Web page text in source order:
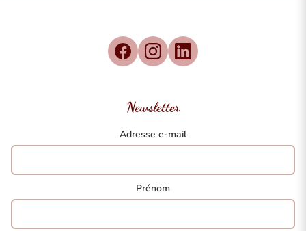
Newsletter
Adresse e-mail
Prénom